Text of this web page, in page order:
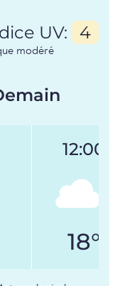
UV: 4
modéré
12:00
18°